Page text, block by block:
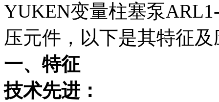
YUKEN变量柱塞泵
压元件，以下是其特征
一、特征
技术先进：